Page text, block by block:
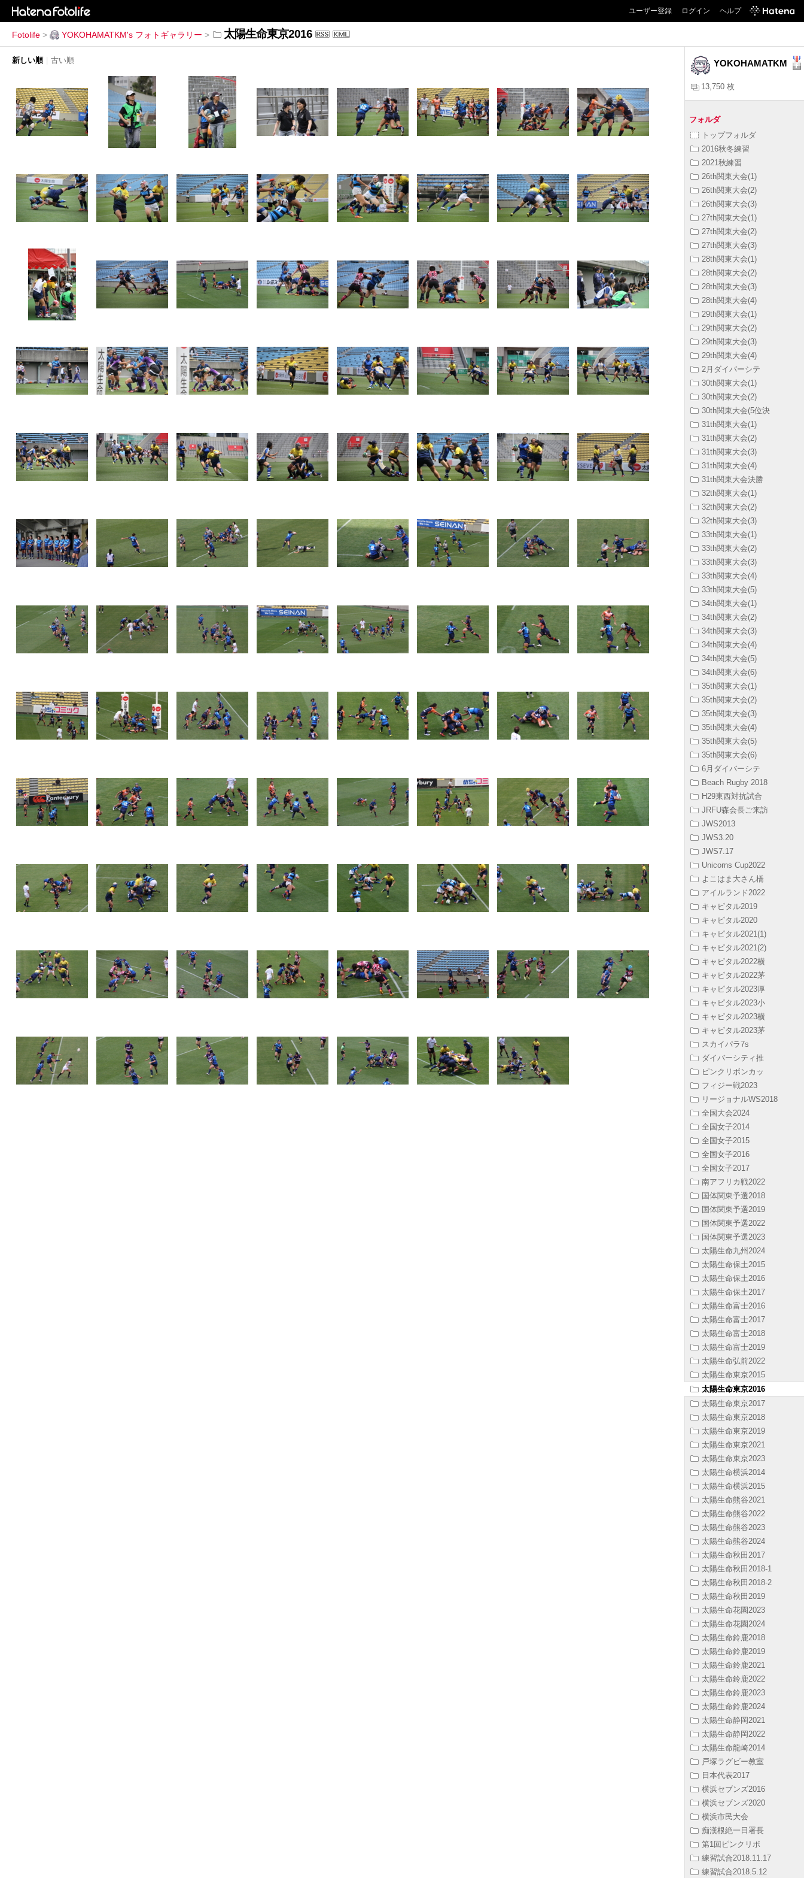
ユーザー登録 ログイン ヘルプ
Fotolife > YOKOHAMATKM's フォトギャラリー > 太陽生命東京2016
新しい順 古い順 YOKOHAMATKM
13,750 枚
フォルダ
トップフォルダ
2016秋冬練習
2021秋練習
26th関東大会(1)
26th関東大会(2)
26th関東大会(3)
27th関東大会(1)
27th関東大会(2)
27th関東大会(3)
28th関東大会(1)
28th関東大会(2)
28th関東大会(3)
28th関東大会(4)
29th関東大会(1)
29th関東大会(2)
29th関東大会(3)
29th関東大会(4)
2月ダイバーシテ
30th関東大会(1)
30th関東大会(2)
30th関東大会(5位決
31th関東大会(1)
31th関東大会(2)
31th関東大会(3)
31th関東大会(4)
31th関東大会決勝
32th関東大会(1)
32th関東大会(2)
32th関東大会(3)
33th関東大会(1)
33th関東大会(2)
33th関東大会(3)
33th関東大会(4)
33th関東大会(5)
34th関東大会(1)
34th関東大会(2)
34th関東大会(3)
34th関東大会(4)
34th関東大会(5)
34th関東大会(6)
35th関東大会(1)
35th関東大会(2)
35th関東大会(3)
35th関東大会(4)
35th関東大会(5)
35th関東大会(6)
6月ダイバーシテ
Beach Rugby 2018
H29東西対抗試合
JRFU森会長ご来訪
JWS2013
JWS3.20
JWS7.17
Unicorns Cup2022
よこはま大さん橋
アイルランド2022
キャピタル2019
キャピタル2020
キャピタル2021(1)
キャピタル2021(2)
キャピタル2022横
キャピタル2022茅
キャピタル2023厚
キャピタル2023小
キャピタル2023横
キャピタル2023茅
スカイパラ7s
ダイバーシティ推
ピンクリボンカッ
フィジー戦2023
リージョナルWS2018
全国大会2024
全国女子2014
全国女子2015
全国女子2016
全国女子2017
南アフリカ戦2022
国体関東予選2018
国体関東予選2019
国体関東予選2022
国体関東予選2023
太陽生命九州2024
太陽生命保土2015
太陽生命保土2016
太陽生命保土2017
太陽生命富士2016
太陽生命富士2017
太陽生命富士2018
太陽生命富士2019
太陽生命弘前2022
太陽生命東京2015
太陽生命東京2016
太陽生命東京2017
太陽生命東京2018
太陽生命東京2019
太陽生命東京2021
太陽生命東京2023
太陽生命横浜2014
太陽生命横浜2015
太陽生命熊谷2021
太陽生命熊谷2022
太陽生命熊谷2023
太陽生命熊谷2024
太陽生命秋田2017
太陽生命秋田2018-1
太陽生命秋田2018-2
太陽生命秋田2019
太陽生命花園2023
太陽生命花園2024
太陽生命鈴鹿2018
太陽生命鈴鹿2019
太陽生命鈴鹿2021
太陽生命鈴鹿2022
太陽生命鈴鹿2023
太陽生命鈴鹿2024
太陽生命静岡2021
太陽生命静岡2022
太陽生命龍崎2014
戸塚ラグビー教室
日本代表2017
横浜セブンズ2016
横浜セブンズ2020
横浜市民大会
痴漢根絶一日署長
第1回ピンクリボ
練習試合2018.11.17
練習試合2018.5.12